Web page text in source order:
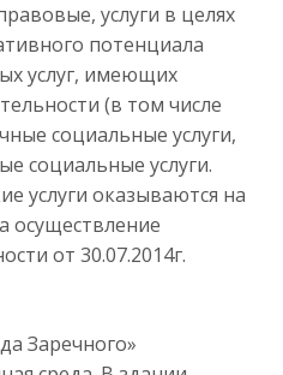
услуги в целях
потенциала
услуг, имеющих
(в том числе
социальные услуги,
социальные услуги.
услуги оказываются на
осуществление
от 30.07.2014г.
Заречного»